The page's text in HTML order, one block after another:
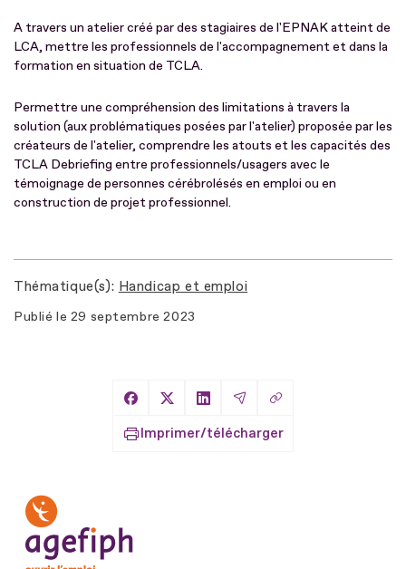
A travers un atelier créé par des stagiaires de l'EPNAK atteint de
LCA, mettre les professionnels de l'accompagnement et dans la
formation en situation de TCLA.
Permettre une compréhension des limitations à travers la
solution (aux problématiques posées par l'atelier) proposée par les
créateurs de l'atelier, comprendre les atouts et les capacités des
TCLA Debriefing entre professionnels/usagers avec le
témoignage de personnes cérébrolésés en emploi ou en
construction de projet professionnel.
Thématique(s) Handicap et emploi
Publié le 29 septembre 2023
Partager sur Facebook
Partager sur X
Partager sur LinkedIn
Partager par Email
Copier le lien
Imprimer/télécharger